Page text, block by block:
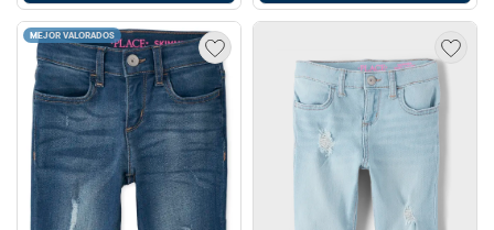
MEJOR VALORADOS